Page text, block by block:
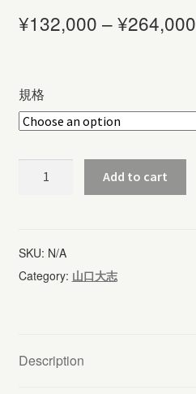
¥132,000 –¥264,000
規格
オ
ミ
チ
Add to cart
SKU: N/A
Category: 山口大志
Description